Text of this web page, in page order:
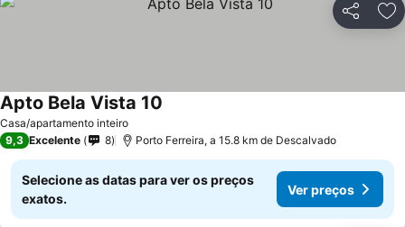
Partilhar
Casa/apartamento inteiro
Apto Bela Vista 10
9,3 Excelente 8 Porto Ferreira, a 15.8 km de Descalvado
Selecione as datas para ver os preços
exatos.
Ver preços